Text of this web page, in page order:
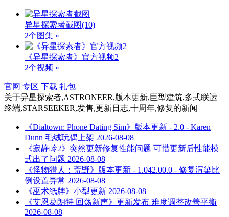
异星探索者截图(10)
2个图集 »
《异星探索者》官方视频2
2个视频 »
官网 专区 下载 礼包
关于异星探索者,ASTRONEER,版本更新,巨型建筑,多式联运
终端,STARSEEKER,发售,更新日志,十周年,修复的新闻
《Dialtown: Phone Dating Sim》版本更新 - 2.0 - Karen
Dunn 毛绒玩偶上架 2026-08-08
《寂静岭2》突然更新修复性能问题 可惜更新后性能模
式出了问题 2026-08-08
《怪物猎人：荒野》版本更新 - 1.042.00.0 - 修复渲染比
例设置异常 2026-08-08
《巫术纸牌》小型更新 2026-08-08
《艾恩葛朗特 回荡新声》更新发布 难度调整改善平衡
2026-08-08